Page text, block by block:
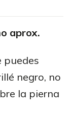
aprox.
puedes
negro, no
la pierna